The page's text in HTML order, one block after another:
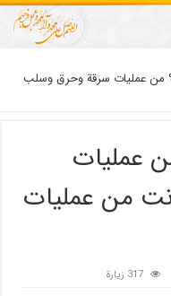
تؤكد أن 90% من عمليات سرقة وحرق وسلب
أن 90% من عمليات
من عمليات
317 زيارة